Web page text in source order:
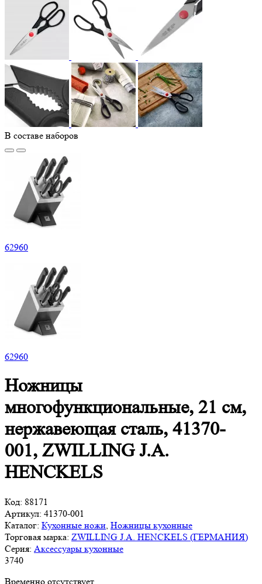
В составе наборов
62960
62960
Ножницы
многофункциональные, 21 см,
нержавеющая сталь, 41370-
001, ZWILLING J.A.
HENCKELS
Код: 88171
Артикул: 41370-001
Каталог: Кухонные ножи Ножницы кухонные
Торговая марка: ZWILLING J.A. HENCKELS (ГЕРМАНИЯ)
Серия: Аксессуары кухонные
3740
Временно отсутствует